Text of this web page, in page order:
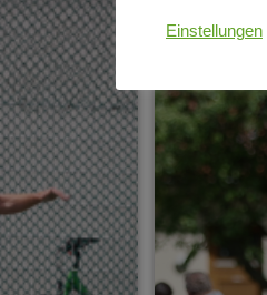
Einstellungen